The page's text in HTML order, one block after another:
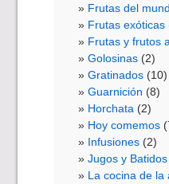
Frutas del
Frutas exóticas
Frutas y frutos
Golosinas (2)
Gratinados (10)
Guarnición (8)
Horchata (2)
Hoy comemos
Infusiones (2)
Jugos y Batidos
La cocina de la